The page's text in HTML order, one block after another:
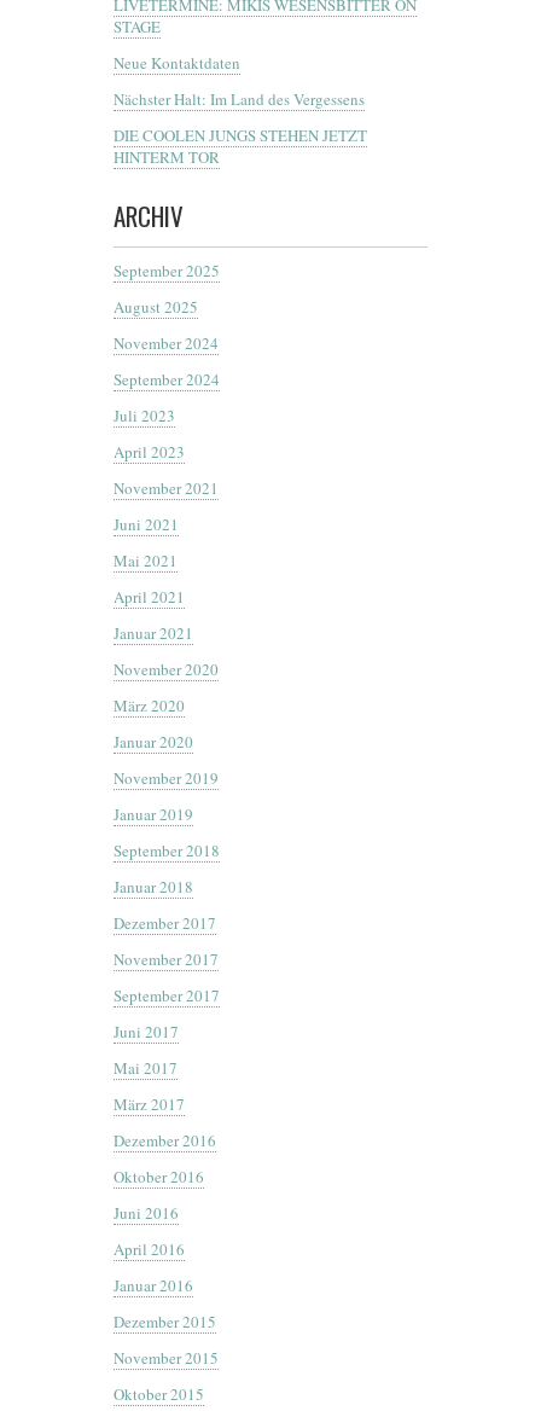
LIVETERMINE: MIKIS WESENSBITTER ON
STAGE
Neue Kontaktdaten
Nächster Halt: Im Land des Vergessens
DIE COOLEN JUNGS STEHEN JETZT
HINTERM TOR
ARCHIV
September 2025
August 2025
November 2024
September 2024
Juli 2023
April 2023
November 2021
Juni 2021
Mai 2021
April 2021
Januar 2021
November 2020
März 2020
Januar 2020
November 2019
Januar 2019
September 2018
Januar 2018
Dezember 2017
November 2017
September 2017
Juni 2017
Mai 2017
März 2017
Dezember 2016
Oktober 2016
Juni 2016
April 2016
Januar 2016
Dezember 2015
November 2015
Oktober 2015